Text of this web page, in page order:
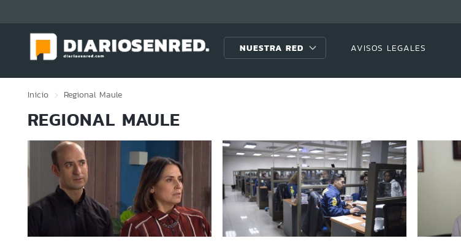
NUESTRA RED AVISOS LEGALES
Inicio Regional Maule
REGIONAL MAULE